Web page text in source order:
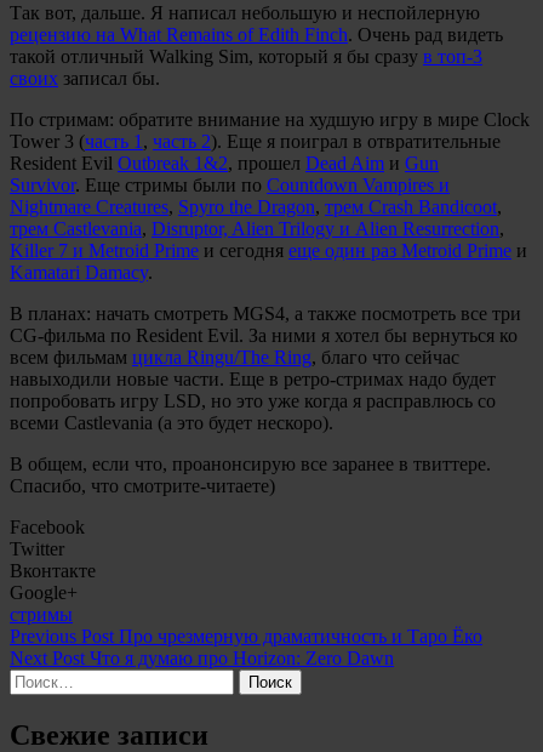
Так вот, дальше. Я написал небольшую и неспойлерную
рецензию на What Remains of Edith Finch. Очень рад видеть
такой отличный Walking Sim, который я бы сразу в топ-3
своих записал бы.
По стримам: обратите внимание на худшую игру в мире Clock
Tower 3 (часть 1 , часть 2). Еще я поиграл в отвратительные
Resident Evil Outbreak 1&2, прошел Dead Aim и Gun
Survivor. Еще стримы были по Countdown Vampires и
Nightmare Creatures, Spyro the Dragon, трем Crash Bandicoot,
трем Castlevania, Disruptor, Alien Trilogy и Alien Resurrection,
Killer 7 и Metroid Prime и сегодня еще один раз Metroid Prime и
Kamatari Damacy.
В планах: начать смотреть MGS4, а также посмотреть все три
CG-фильма по Resident Evil. За ними я хотел бы вернуться ко
всем фильмам цикла Ringu/The Ring, благо что сейчас
навыходили новые части. Еще в ретро-стримах надо будет
попробовать игру LSD, но это уже когда я расправлюсь со
всеми Castlevania (а это будет нескоро).
В общем, если что, проанонсирую все заранее в твиттере.
Спасибо, что смотрите-читаете)
Facebook
Twitter
Вконтакте
Google+
Categories:
стримы
Навигация
по
записям
Previous Post Про чрезмерную драматичность и Таро Ёко
Next Post Что я думаю про Horizon: Zero Dawn
Найти:
Свежие записи